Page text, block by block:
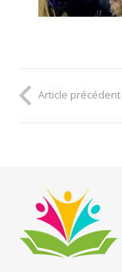
Article précédent